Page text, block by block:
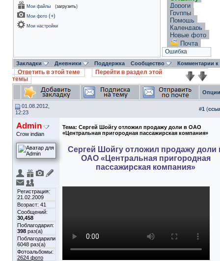
Мои файлы
(загрузить)
Мои фото (+)
Мои настройки
Дороги
Группы
Помощь
Календарь
Новые фото
Почта
Ошибка
Закладки Дневники Поддержка Сообщество Комментарии
Ответить в этой теме
Перейти в раздел этой
темы
01.08.2012,
12:23
#1 (
Admin
Crow indian
Регистрация:
21.02.2009
Возраст: 41
Сообщений:
30,458
Поблагодарил:
398 раз(а)
Поблагодарили
6048 раз(а)
Фотоальбомы:
2624 фото
Тема: Сергей Шойгу отложил продажу доли в ОАО
«Центральная пригородная пассажирская компания»
Сергей Шойгу отложил продажу доли
ОАО «Центральная пригородная
пассажирская компания»